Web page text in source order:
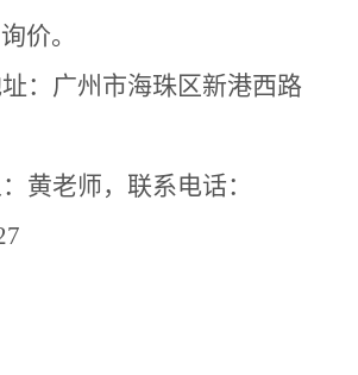
价。
：
广州市海珠区新港西路
黄老师，联系电话：